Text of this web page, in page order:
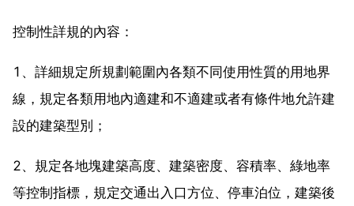
控制性詳規的內容：
1、詳細規定所規劃範圍內各類不同使用性質的用地界
線，規定各類用地內適建和不適建或者有條件地允許建
設的建築型別；
2、規定各地塊建築高度、建築密度、容積率、綠地率
等控制指標，規定交通出入口方位、停車泊位，建築後